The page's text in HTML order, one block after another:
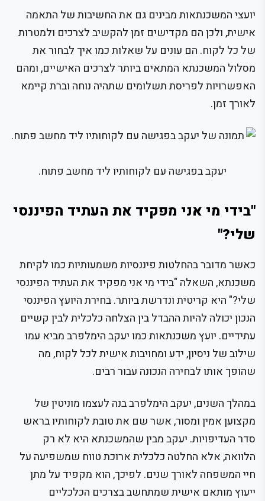
יועצי המשכנתאות מבינים גם את החשיבות של התאמה
אישית, ולכן הם מקדישים זמן להקשיב לצרכים ולמטרות
של כל לקוח. הם עונים על שאלות כמו איך לבחור את
מסלול המשכנתא המתאים ביותר לצרכים האישיים, ומהם
האפשרויות לפריסת תשלומים שתהיה נוחה וברת קיימא
לאורך זמן.
יעקב בפגישה עם לקוחותיו ליד מחשב פתוח.
"בידי מי אני מפקיד את העתיד הפיננסי
שלי?"
כאשר מדובר בהחלטות פיננסיות משמעותיות כמו לקיחת
משכנתא, השאלה "בידי מי אני מפקיד את העתיד הפיננסי
שלי?" היא קריטית ונדרשת ביותר. בחירת היועץ הפיננסי
הנכון יכולה להיות ההבדל בין הצלחה כלכלית לבין קשיים
עתידיים. יועץ משכנתאות כמו יעקב הימלפרב מביא עמו
שילוב של ניסיון, ידע ומחויבות אישית לכל לקוח, מה
שהופך אותו לבחירה הנכונה עבור רבים.
במהלך השנים, יעקב הימלפרב בנה לעצמו מוניטין של
מקצוען אמין ומסור, אשר שם את טובת לקוחותיו בראש
סדר העדיפויות. יעקב מבין שהמשכנתא היא לא רק
הלוואה, אלא החלטה כלכלית ארוכת טווח שמשפיעה על
חיי המשפחה לאורך שנים. לפיכך, הוא מקפיד על מתן
ייעוץ מותאם אישית שמתחשב בצרכים הכלכליים